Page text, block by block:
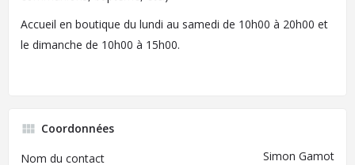
Accueil en boutique du lundi au samedi de 10h00 à 20h00 et
le dimanche de 10h00 à 15h00.
Coordonnées
Nom du contact
Simon Gamot